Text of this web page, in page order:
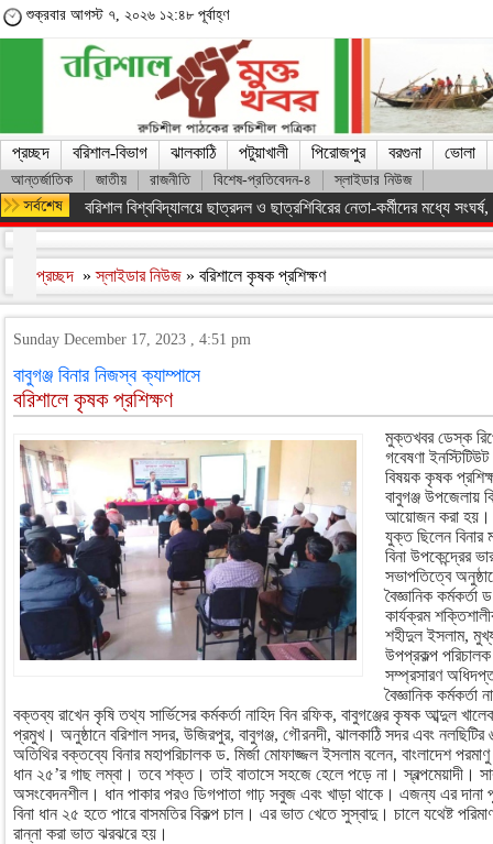
শুক্রবার আগস্ট ৭, ২০২৬ ১২:৪৮ পূর্বাহ্ণ
প্রচ্ছদ বরিশাল-বিভাগ ঝালকাঠি পটুয়াখালী পিরোজপুর বরগুনা ভোলা
আন্তর্জাতিক জাতীয় রাজনীতি বিশেষ-প্রতিবেদন-৪ স্লাইডার নিউজ
বরিশাল বিশ্ববিদ্যালয়ে ছাত্রদল ও ছাত্রশিবিরের নেতা-কর্মীদের মধ্যে সংঘর্ষ,
প্রচ্ছদ »স্লাইডার নিউজ » বরিশালে কৃষক প্রশিক্ষণ
Sunday December 17, 2023 , 4:51 pm
বাবুগঞ্জ বিনার নিজস্ব ক্যাম্পাসে
বরিশালে কৃষক প্রশিক্ষণ
মুক্তখবর ডেস্ক
গবেষণা
বিষয়ক কৃষক
বাবুগঞ্জ উপজেলায়
আয়োজন করা হয়।
যুক্ত ছিলেন বিনার
বিনা উপকেন্দ্রের
সভাপতিত্বে
বৈজ্ঞানিক কর্মকর্তা
কার্যক্রম
শহীদুল ইসলাম, মুখ্য
উপপ্রকল্প
সম্প্রসারণ
বৈজ্ঞানিক কর্মকর্তা
বক্তব্য রাখেন কৃষি তথ্য সার্ভিসের কর্মকর্তা নাহিদ বিন রফিক, বাবুগঞ্জের কৃষক আব্দুল
প্রমুখ। অনুষ্ঠানে বরিশাল সদর, উজিরপুর, বাবুগঞ্জ, গৌরনদী, ঝালকাঠি সদর এবং
অতিথির বক্তব্যে বিনার মহাপরিচালক ড. মির্জা মোফাজ্জল ইসলাম বলেন, বাংলাদেশ পরমাণু
ধান ২৫’র গাছ লম্বা। তবে শক্ত। তাই বাতাসে সহজে হেলে পড়ে না।
অসংবেদনশীল। ধান পাকার পরও ডিগপাতা গাঢ় সবুজ এবং খাড়া থাকে। এজন্য এর
বিনা ধান ২৫ হতে পারে বাসমতির বিকল্প চাল। এর ভাত খেতে সুস্বাদু। চালে যথেষ্ট
রান্না করা ভাত ঝরঝরে হয়।